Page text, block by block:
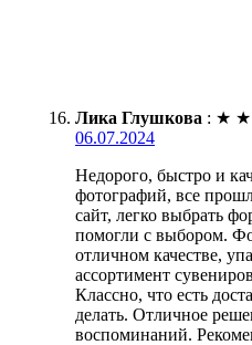
Лика Глушкова : ★ ★
06.07.2024
Недорого, быстро и
фотографий, все
сайт, легко выбрать
помогли с выбором.
отличном качестве,
ассортимент
Классно, что есть
делать. Отличное
воспоминаний.